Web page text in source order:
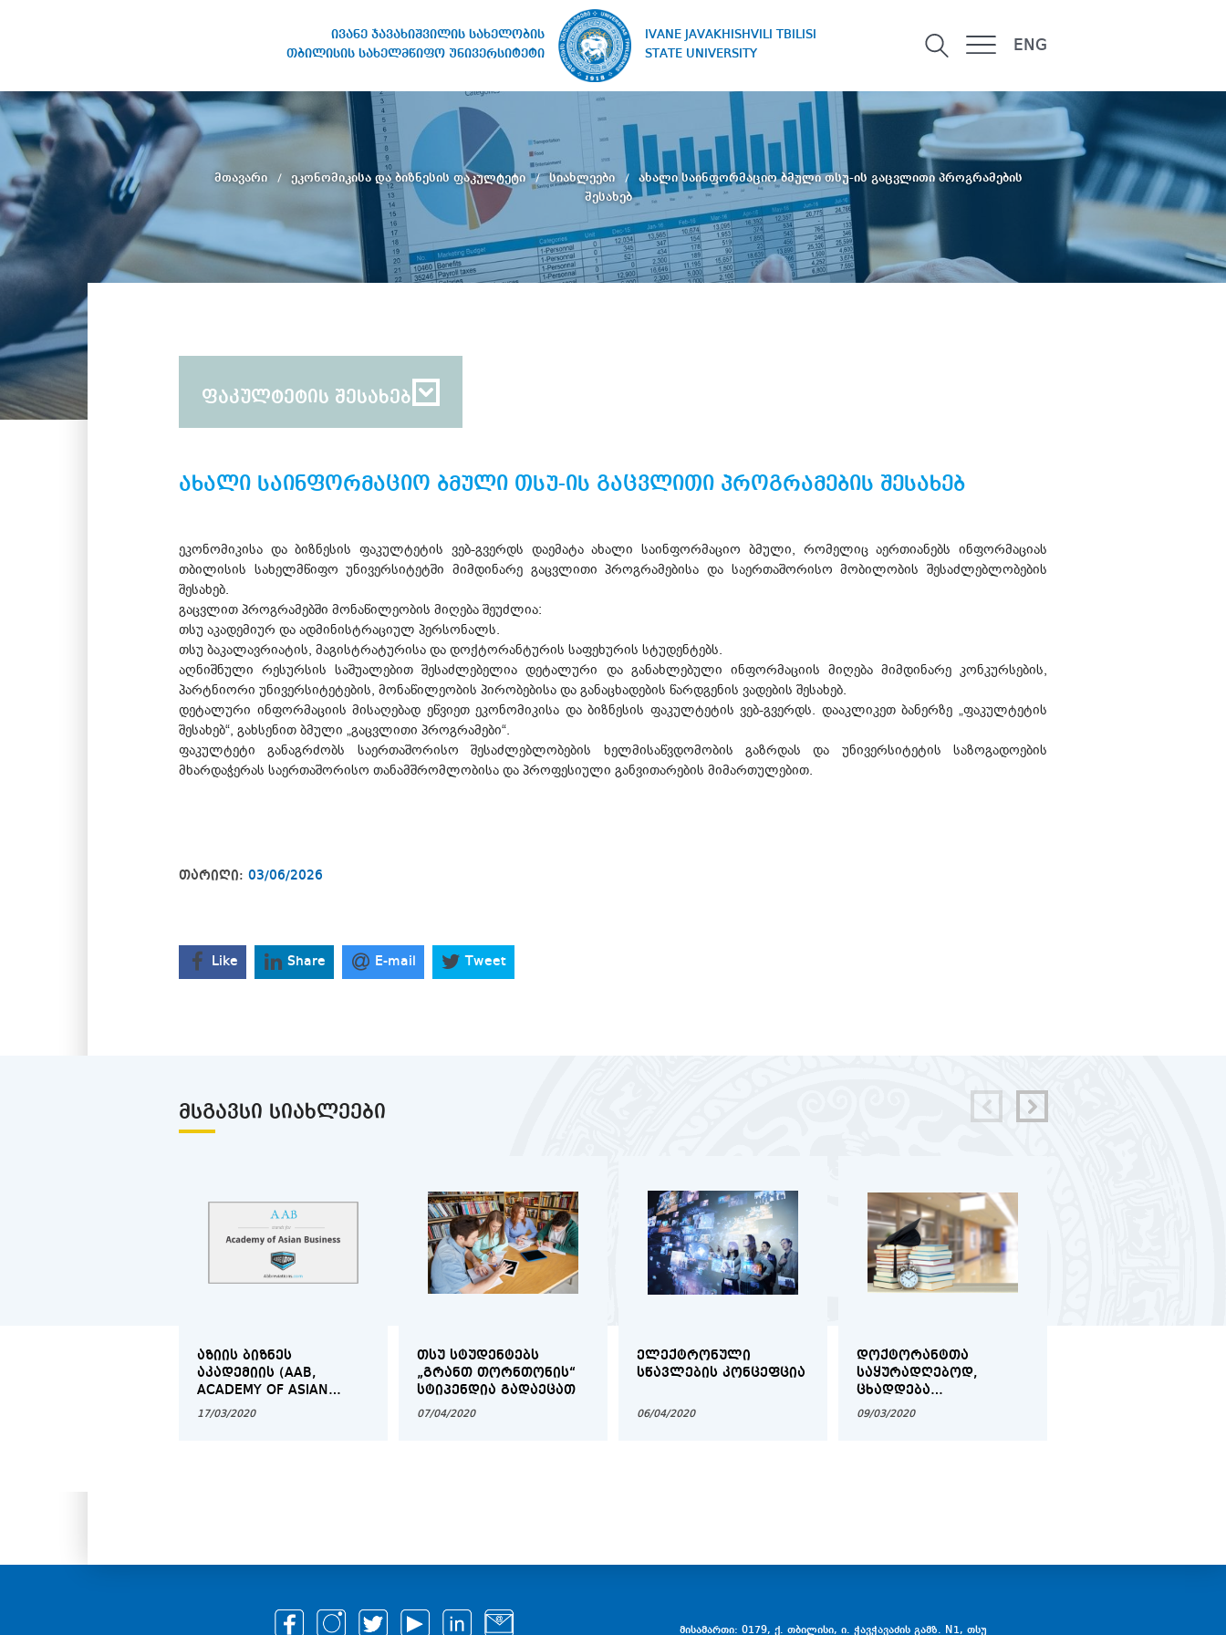
ივანე ჯავახიშვილის სახელობის
თბილისის სახელმწიფო უნივერსიტეტი
IVANE JAVAKHISHVILI TBILISI
STATE UNIVERSITY
ENG
სახელობის თბილისის
სახელმწიფო უნივერსიტეტი
მთავარი ეკონომიკისა და ბიზნესის ფაკულტეტი სიახლეები
ახალი საინფორმაციო ბმული თსუ-ის გაცვლითი პროგრამების
შესახებ
ფაკულტეტის შესახებ
ახალი საინფორმაციო ბმული თსუ-ის გაცვლითი პროგრამების შესახებ
ეკონომიკისა და ბიზნესის ფაკულტეტის ვებ-გვერდს დაემატა ახალი საინფორმაციო ბმული, რომელიც აერთიანებს ინფორმაციას
თბილისის სახელმწიფო უნივერსიტეტში მიმდინარე გაცვლითი პროგრამებისა და საერთაშორისო მობილობის შესაძლებლობების
შესახებ.
გაცვლით პროგრამებში მონაწილეობის მიღება შეუძლია:
თსუ აკადემიურ და ადმინისტრაციულ პერსონალს.
თსუ ბაკალავრიატის, მაგისტრატურისა და დოქტორანტურის საფეხურის სტუდენტებს.
აღნიშნული რესურსის საშუალებით შესაძლებელია დეტალური და განახლებული ინფორმაციის მიღება მიმდინარე კონკურსების,
პარტნიორი უნივერსიტეტების, მონაწილეობის პირობებისა და განაცხადების წარდგენის ვადების შესახებ.
დეტალური ინფორმაციის მისაღებად ეწვიეთ ეკონომიკისა და ბიზნესის ფაკულტეტის ვებ-გვერდს. დააკლიკეთ ბანერზე „ფაკულტეტის
შესახებ“, გახსენით ბმული „გაცვლითი პროგრამები“.
ფაკულტეტი განაგრძობს საერთაშორისო შესაძლებლობების ხელმისაწვდომობის გაზრდას და უნივერსიტეტის საზოგადოების
მხარდაჭერას საერთაშორისო თანამშრომლობისა და პროფესიული განვითარების მიმართულებით.
თარიღი: 03/06/2026
Like Share E-mail Tweet
ᲛᲡᲒᲐᲕᲡᲘ ᲡᲘᲐᲮᲚᲔᲔᲑᲘ
ᲐᲖᲘᲘᲡ ᲑᲘᲖᲜᲔᲡ
ᲐᲙᲐᲓᲔᲛᲘᲘᲡ (AAB,
ACADEMY OF ASIAN
BUSINESS)
17/03/2020
ᲗᲡᲣ ᲡᲢᲣᲓᲔᲜᲢᲔᲑᲡ
„ᲒᲠᲐᲜᲗ ᲗᲝᲠᲜᲗᲝᲜᲘᲡ“
ᲡᲢᲘᲞᲔᲜᲓᲘᲐ ᲒᲐᲓᲐᲔᲪᲐᲗ
07/04/2020
ᲔᲚᲔᲥᲢᲠᲝᲜᲣᲚᲘ
ᲡᲬᲐᲕᲚᲔᲑᲘᲡ ᲙᲝᲜᲪᲔᲤᲪᲘᲐ
06/04/2020
ᲓᲝᲥᲢᲝᲠᲐᲜᲢᲗᲐ
ᲡᲐᲧᲣᲠᲐᲓᲦᲔᲑᲝᲓ,
ᲪᲮᲐᲓᲓᲔᲑᲐ
ᲓᲝᲥᲢᲝᲠᲐᲜᲢᲗᲐ
09/03/2020
მისამართი: 0179, ქ. თბილისი, ი. ჭავჭავაძის გამზ. N1, თსუ